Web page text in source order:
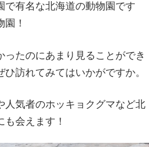
で有名な北海道の動物園です
！
ったのにあまり見ることができ
訪れてみてはいかがですか。
人気者のホッキョクグマなど北
会えます！